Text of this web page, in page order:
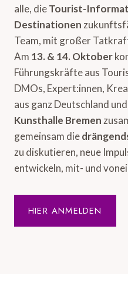
alle, dieTourist-
Destinationen
Team, mit großer
Am 13. & 14. Oktober
Führungskräfte aus
DMOs, Expert:innen,
aus ganz Deutschland
Kunsthalle Bremen
gemeinsam die
zu diskutieren, neue
entwickeln, mit- und
HIER ANMELDEN